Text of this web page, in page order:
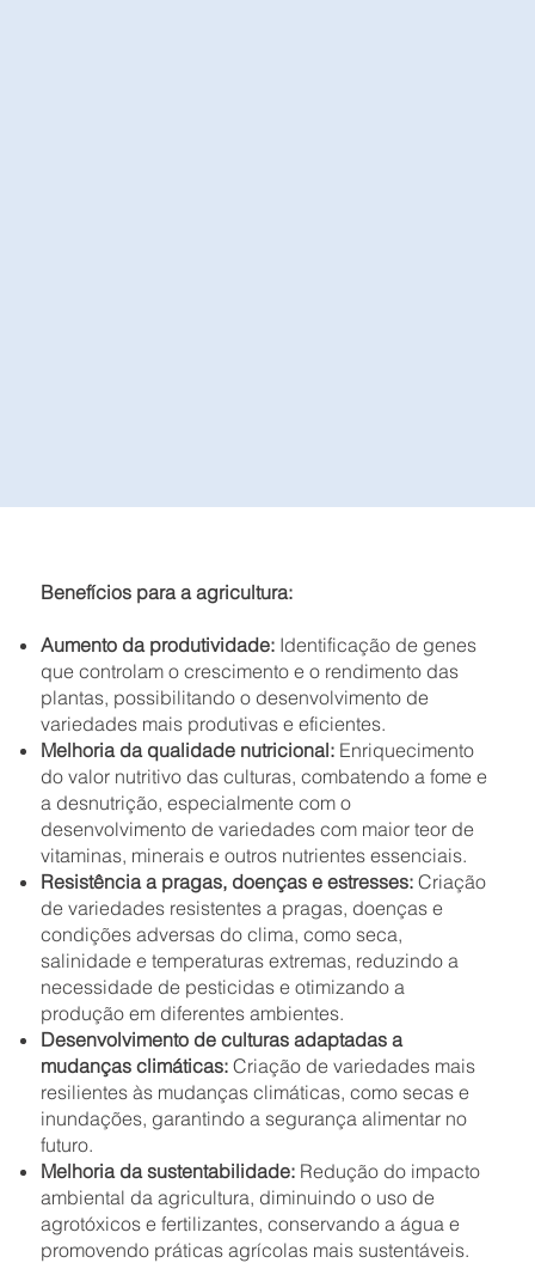
Benefícios para a agricultura:
Aumento da produtividade: Identificação de genes
que controlam o crescimento e o rendimento das
plantas, possibilitando o desenvolvimento de
variedades mais produtivas e eficientes.
Melhoria da qualidade nutricional: Enriquecimento
do valor nutritivo das culturas, combatendo a fome e
a desnutrição, especialmente com o
desenvolvimento de variedades com maior teor de
vitaminas, minerais e outros nutrientes essenciais.
Resistência a pragas, doenças e estresses:Criação
de variedades resistentes a pragas, doenças e
condições adversas do clima, como seca,
salinidade e temperaturas extremas, reduzindo a
necessidade de pesticidas e otimizando a
produção em diferentes ambientes.
Desenvolvimento de culturas adaptadas a
mudanças climáticas: Criação de variedades mais
resilientes às mudanças climáticas, como secas e
inundações, garantindo a segurança alimentar no
futuro.
Melhoria da sustentabilidade: Redução do impacto
ambiental da agricultura, diminuindo o uso de
agrotóxicos e fertilizantes, conservando a água e
promovendo práticas agrícolas mais sustentáveis.